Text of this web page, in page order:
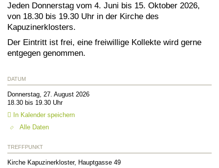
Jeden Donnerstag vom 4. Juni bis 15. Oktober 2026,
von 18.30 bis 19.30 Uhr in der Kirche des
Kapuzinerklosters.
Der Eintritt ist frei, eine freiwillige Kollekte wird gerne
entgegen genommen.
DATUM
Donnerstag, 27. August 2026
18.30 bis 19.30 Uhr
In Kalender speichern
Alle Daten
TREFFPUNKT
Kirche Kapuzinerkloster, Hauptgasse 49